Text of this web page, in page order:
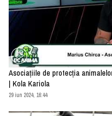
Asociațiile de protecția
| Kola Kariola
29 iun 2024, 16:44